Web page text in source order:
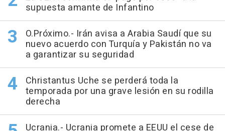
supuesta amante de Infantino
O.Próximo.- Irán avisa a Arabia Saudí que su
nuevo acuerdo con Turquía y Pakistán no va
a garantizar su seguridad
Christantus Uche se perderá toda la
temporada por una grave lesión en su rodilla
derecha
Ucrania.- Ucrania promete a EEUU el cese de